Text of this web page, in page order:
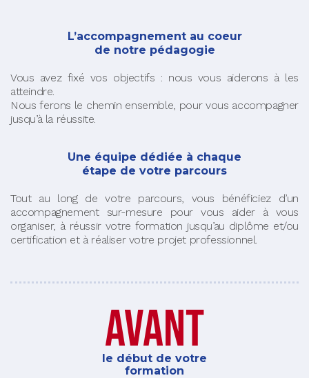
L’accompagnement au coeur
de notre pédagogie
Vous avez fixé vos objectifs : nous vous aiderons à les
atteindre.
Nous ferons le chemin ensemble, pour vous accompagner
jusqu’à la réussite.
Une équipe dédiée à chaque
étape de votre parcours
Tout au long de votre parcours, vous bénéficiez d’un
accompagnement sur-mesure pour vous aider à vous
organiser, à réussir votre formation jusqu’au diplôme et/ou
certification et à réaliser votre projet professionnel.
avant
le début de votre
formation